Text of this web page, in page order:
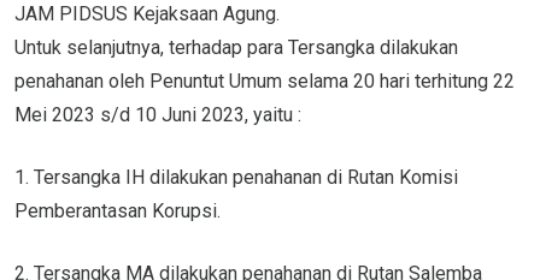
JAM PIDSUS Kejaksaan Agung.
Untuk selanjutnya, terhadap para Tersangka dilakukan
penahanan oleh Penuntut Umum selama 20 hari terhitung 22
Mei 2023 s/d 10 Juni 2023, yaitu :
1. Tersangka IH dilakukan penahanan di Rutan Komisi
Pemberantasan Korupsi.
2. Tersangka MA dilakukan penahanan di Rutan Salemba